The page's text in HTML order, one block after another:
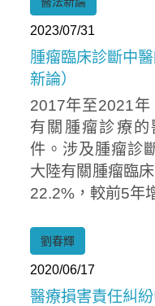
2023/07/31
腫瘤臨床診斷中
新論）
2017年至2021年
有關腫瘤診療
件。涉及腫瘤診
大陸有關腫瘤臨
22.2%，較前5年
劉春輝
2020/06/17
醫療損害責任糾